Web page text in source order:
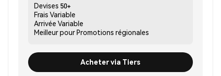
Devises 50+
Frais Variable
Arrivée Variable
Meilleur pourPromotions régionales
Acheter via Tiers